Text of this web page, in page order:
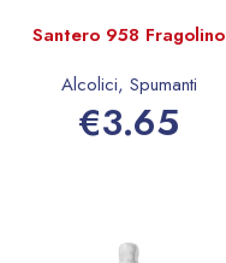
Santero 958 Fragolino
Alcolici, Spumanti
€3.65